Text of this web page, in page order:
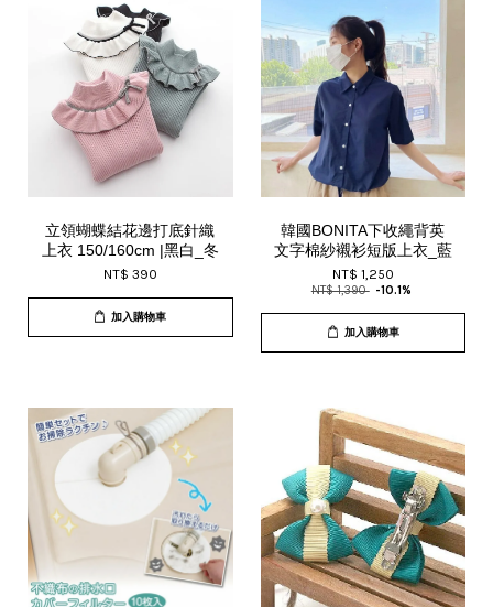
立領蝴蝶結花邊打底針織
上衣 150/160cm |黑白_冬
NT$ 390
加入購物車
韓國BONITA下收繩背英
文字棉紗襯衫短版上衣_藍
NT$ 1,250
NT$ 1,390 -10.1%
加入購物車